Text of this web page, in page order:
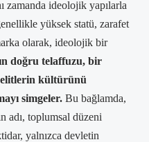
zamanda ideolojik yapılarla
yüksek statü, zarafet
olarak, ideolojik bir
doğru telaffuzu, bir
kültürünü
simgeler. Bu bağlamda,
adı, toplumsal düzeni
yalnızca devletin